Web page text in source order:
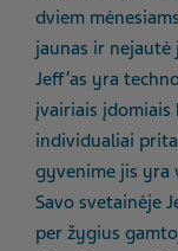
dviem
jaunas ir
Jeff‘as yra
įvairiais
individualiai
gyvenime jis yra
Savo svetainėje
per žygius